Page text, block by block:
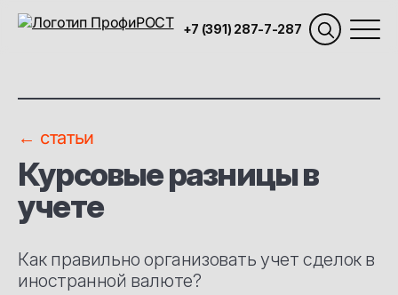
+7 (391) 287-7-287
← статьи
Курсовые разницы в
учете
Как правильно организовать учет сделок в
иностранной валюте?